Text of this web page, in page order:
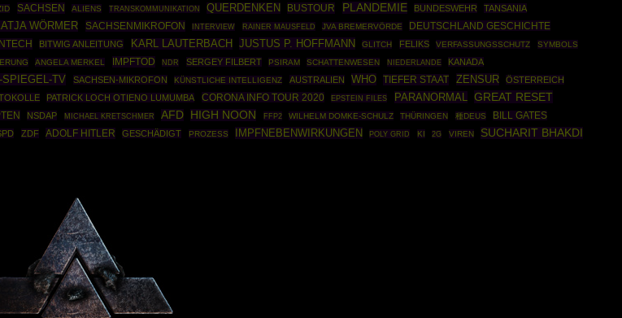
SACHSEN ALIENS TRANSKOMMUNIKATION QUERDENKEN BUSTOUR PLANDEMIE BUNDESWEHR TANSANIA
WÖRMER SACHSENMIKROFON INTERVIEW RAINER MAUSFELD JVA BREMERVÖRDE DEUTSCHLAND GESCHICHTE
BITWIG ANLEITUNG KARL LAUTERBACH JUSTUS P. HOFFMANN GLITCH FELIKS VERFASSUNGSSCHUTZ
SYMBOLS
ANGELA MERKEL IMPFTOD NDR SERGEY FILBERT PSIRAM SCHATTENWESEN NIEDERLANDE KANADA
SPIEGEL-TV SACHSEN-MIKROFON KÜNSTLICHE INTELLIGENZ AUSTRALIEN WHO TIEFER STAAT ZENSUR ÖSTERREICH
PATRICK LOCH OTIENO LUMUMBA CORONA INFO TOUR 2020 EPSTEIN FILES PARANORMAL GREAT RESET
NSDAP MICHAEL KRETSCHMER AFD HIGH NOON FFP2 WILHELM DOMKE-SCHULZ THÜRINGEN 種DEUS BILL GATES
ZDF ADOLF HITLER GESCHÄDIGT PROZESS IMPFNEBENWIRKUNGEN POLY GRID KI 2G VIREN SUCHARIT BHAKDI
Powered By :